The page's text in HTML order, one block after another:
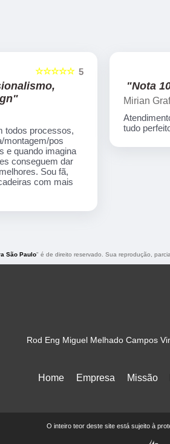
☆☆☆☆☆
dos produtos,
"Tive
Marcos
Super
São Paulo" é de direito reservado. Sua reprodução,
Rod Eng Miguel Melhado Campos
Home Empresa Missão
O inteiro teor deste site está sujeito à